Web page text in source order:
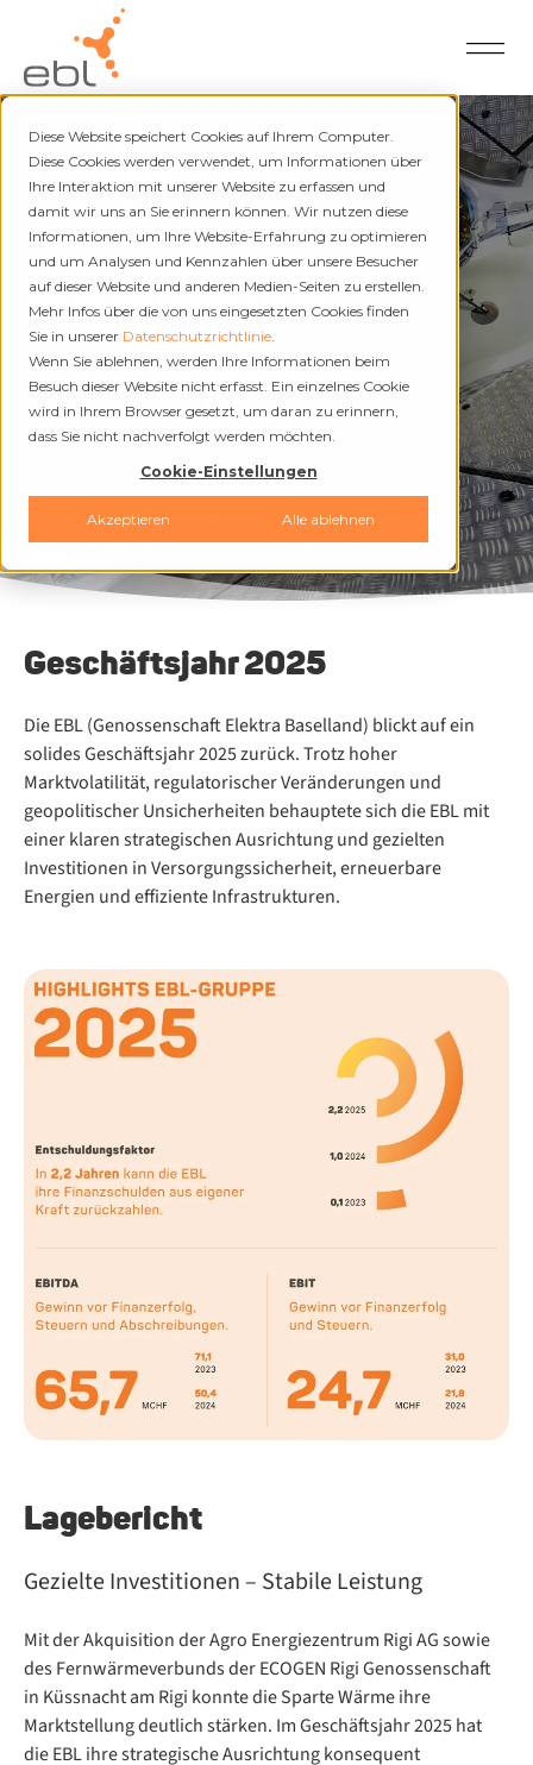
Diese Website speichert Cookies auf Ihrem Computer.
Diese Cookies werden verwendet, um Informationen über
Ihre Interaktion mit unserer Website zu erfassen und
damit wir uns an Sie erinnern können. Wir nutzen diese
Informationen, um Ihre Website-Erfahrung zu optimieren
und um Analysen und Kennzahlen über unsere Besucher
auf dieser Website und anderen Medien-Seiten zu erstellen.
Mehr Infos über die von uns eingesetzten Cookies finden
Sie in unserer Datenschutzrichtlinie.
Wenn Sie ablehnen, werden Ihre Informationen beim
Besuch dieser Website nicht erfasst. Ein einzelnes Cookie
wird in Ihrem Browser gesetzt, um daran zu erinnern,
dass Sie nicht nachverfolgt werden möchten.
Cookie-Einstellungen
Akzeptieren Alle ablehnen
Unternehmen
Geschäftsbericht
Geschäftsjahr 2025
Die EBL (Genossenschaft Elektra Baselland) blickt auf ein
solides Geschäftsjahr 2025 zurück. Trotz hoher
Marktvolatilität, regulatorischer Veränderungen und
geopolitischer Unsicherheiten behauptete sich die EBL mit
einer klaren strategischen Ausrichtung und gezielten
Investitionen in Versorgungssicherheit, erneuerbare
Energien und effiziente Infrastrukturen.
Lagebericht
Gezielte Investitionen – Stabile Leistung
Mit der Akquisition der Agro Energiezentrum Rigi AG sowie
des Fernwärmeverbunds der ECOGEN Rigi Genossenschaft
in Küssnacht am Rigi konnte die Sparte Wärme ihre
Marktstellung deutlich stärken. Im Geschäftsjahr 2025 hat
die EBL ihre strategische Ausrichtung konsequent